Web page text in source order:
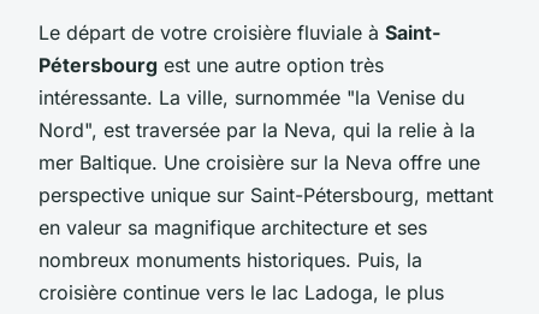
Le départ de votre croisière fluviale à Saint-
Pétersbourg est une autre option très
intéressante. La ville, surnommée "la Venise du
Nord", est traversée par la Neva, qui la relie à la
mer Baltique. Une croisière sur la Neva offre une
perspective unique sur Saint-Pétersbourg, mettant
en valeur sa magnifique architecture et ses
nombreux monuments historiques. Puis, la
croisière continue vers le lac Ladoga, le plus